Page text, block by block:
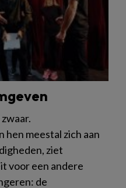
hen meestal zich aan
ziet
voor een andere
de